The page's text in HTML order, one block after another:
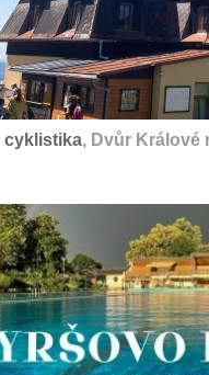
cyklistika, Dvůr Králové